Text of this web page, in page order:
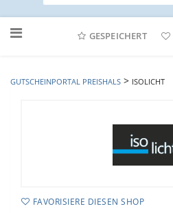
Online-
GESPEICHERT
GUTSCHEINPORTAL PREISHALS > ISOLICHT
FAVORISIERE DIESEN SHOP